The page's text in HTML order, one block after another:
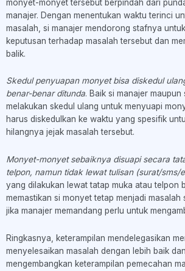
monyet-monyet tersebut berpindah dari
manajer. Dengan menentukan waktu terinci
masalah, si manajer mendorong stafnya
keputusan terhadap masalah tersebut dan
balik.
Skedul penyuapan monyet bisa diskedul
benar-benar ditunda. Baik si manajer
melakukan skedul ulang untuk menyuapi
harus diskedulkan ke waktu yang spesifik
hilangnya jejak masalah tersebut.
Monyet-monyet sebaiknya disuapi secara
telpon, namun tidak lewat tulisan (surat/sms/
yang dilakukan lewat tatap muka atau telpon
memastikan si monyet tetap menjadi
jika manajer memandang perlu untuk
Ringkasnya, keterampilan mendelegasikan
menyelesaikan masalah dengan lebih baik
mengembangkan keterampilan pemecahan